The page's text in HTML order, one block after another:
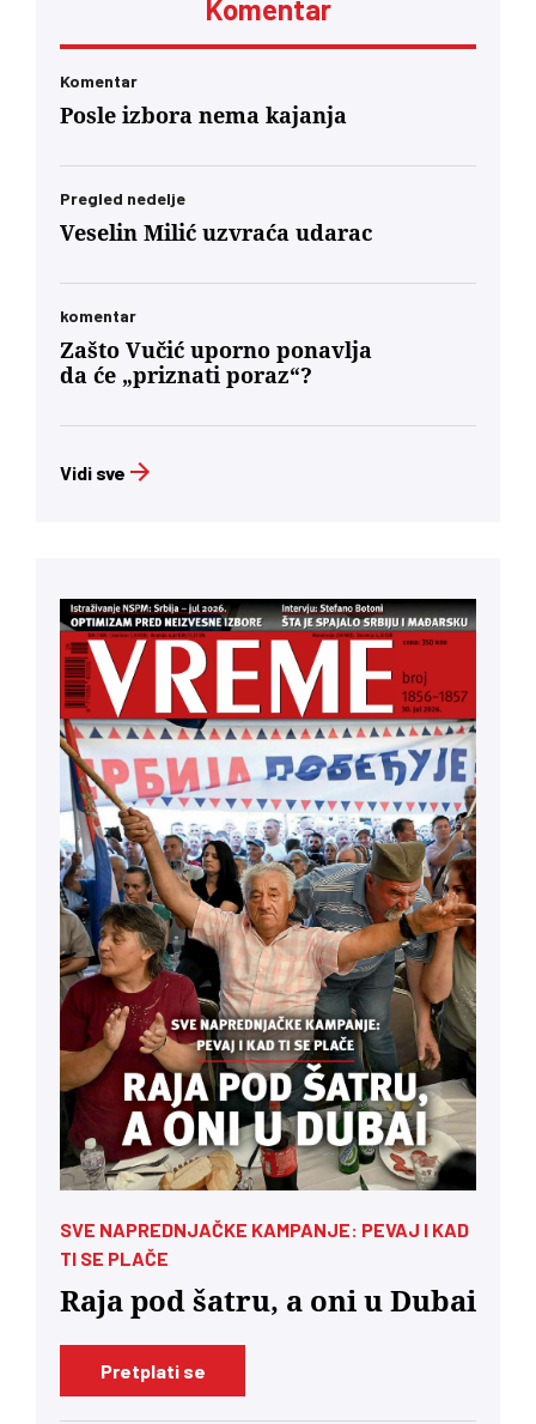
„Vreme“ kaže da je alarmantno da tendencije
Komentar
Komentar
Posle izbora nema kajanja
Pregled nedelje
Veselin Milić uzvraća udarac
komentar
Zašto Vučić uporno ponavlja
da će „priznati poraz“?
Vidi sve
SVE NAPREDNJAČKE KAMPANJE: PEVAJ I KAD
TI SE PLAČE
Raja pod šatru, a oni u Dubai
Pretplati se